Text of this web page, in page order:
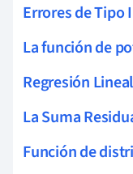
Errores de Tipo I
La función de
Regresión
La Suma
Función de